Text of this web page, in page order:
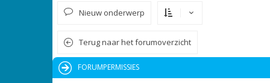
Nieuw onderwerp
Terug naar het forumoverzicht
FORUMPERMISSIES